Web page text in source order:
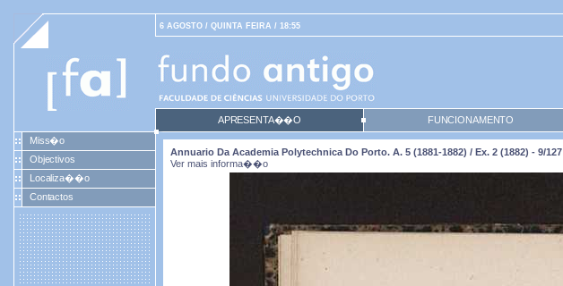
6 AGOSTO / QUINTA FEIRA / 18:55
APRESENTA��O FUNCIONAMENTO
Miss�o
Objectivos
Localiza��o
Contactos
Annuario Da Academia Polytechnica Do Porto. A. 5 (1881-1882) / Ex. 2 (1882) - 9/127
Ver mais informa��o